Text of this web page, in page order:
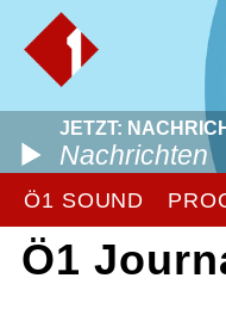
JETZT:
Nachrichten
Ö1 SOUND
Ö1